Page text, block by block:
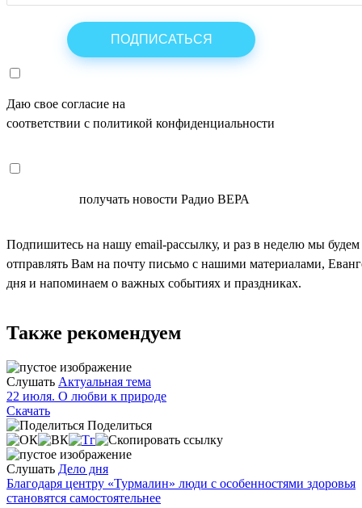
Даю свое согласие на
соответствии с политикой конфиденциальности
получать новости Радио ВЕРА
Подпишитесь на нашу email-рассылку, и раз в неделю мы будем
отправлять Вам на почту письмо с нашими материалами,
дня и напоминаем о важных событиях и праздниках.
Также рекомендуем
Слушать Актуальная тема
22 июля. О любви к природе
Скачать
Поделиться
Слушать Дело дня
Благодаря центру «Турмалин» люди с особенностями здоровья
становятся самостоятельнее